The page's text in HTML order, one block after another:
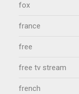
fox
france
free
free tv stream
french